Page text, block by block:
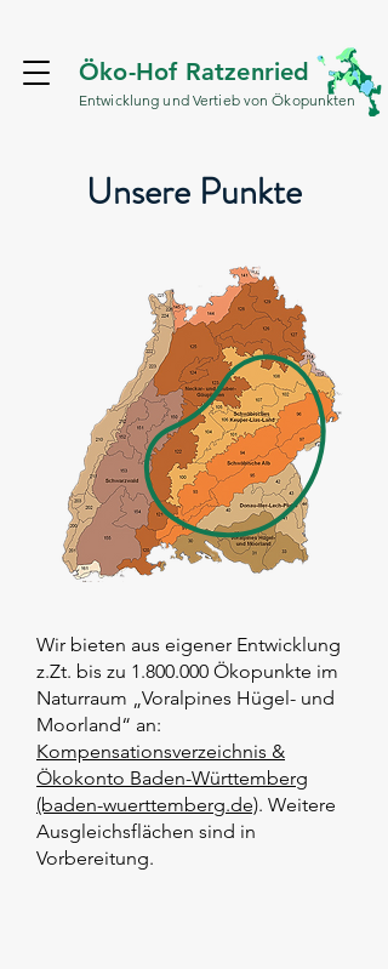
Öko-Hof Ratzenried
Entwicklung und Vertieb von Ökopunkten
Unsere Punkte
Wir bieten aus eigener Entwicklung
z.Zt. bis zu 1.800.000 Ökopunkte im
Naturraum „Voralpines Hügel- und
Moorland“ an:
Kompensationsverzeichnis &
Ökokonto Baden-Württemberg
(baden-wuerttemberg.de). Weitere
Ausgleichsflächen sind in
Vorbereitung.